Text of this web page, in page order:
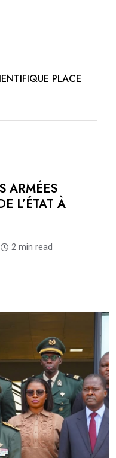
PLACE
ARMÉES
L’ÉTAT À
2 min read